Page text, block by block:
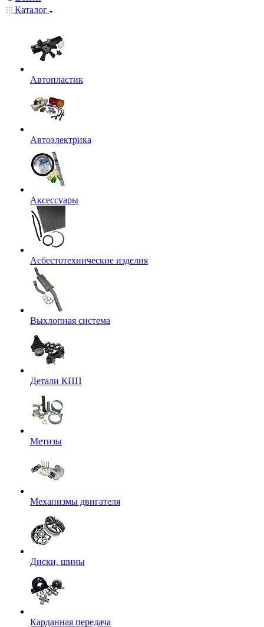
Каталог
Автопластик
Автоэлектрика
Аксессуары
Асбестотехнические изделия
Выхлопная система
Детали КПП
Метизы
Механизмы двигателя
Диски, шины
Карданная передача